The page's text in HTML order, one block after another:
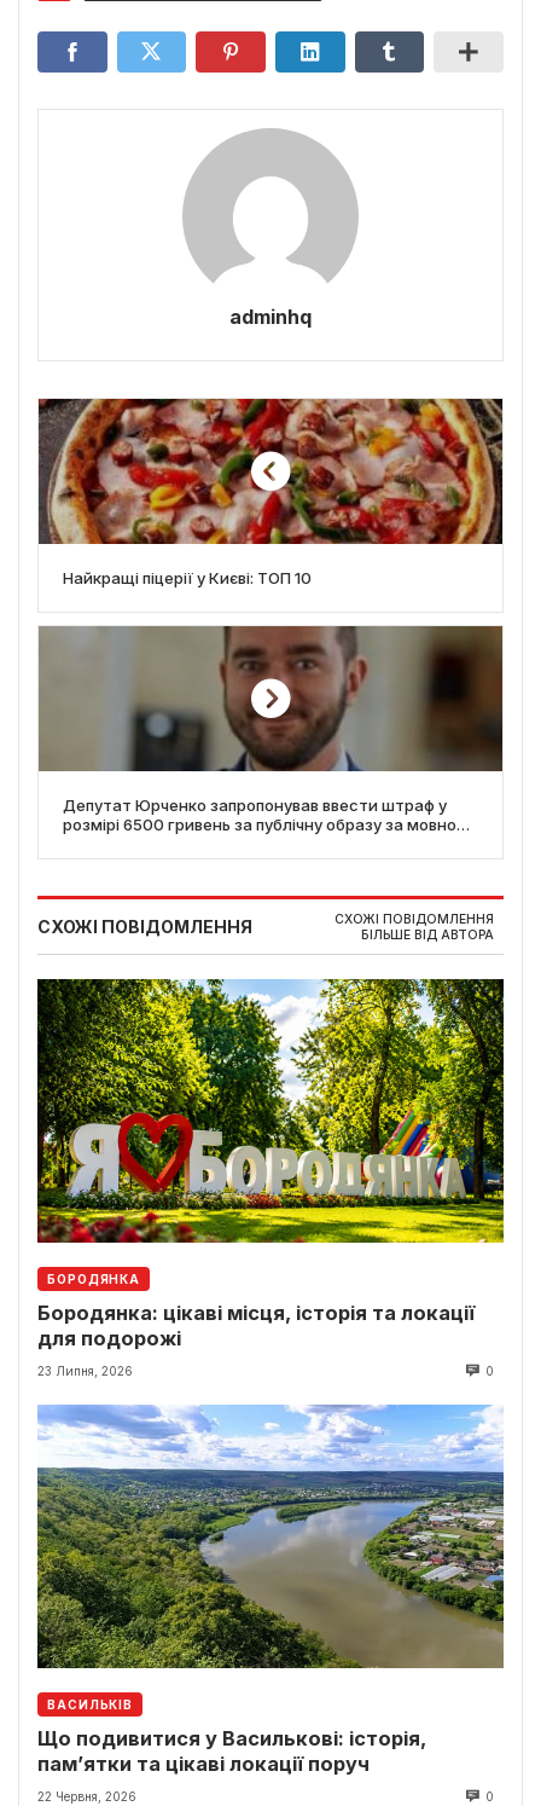
adminhq
Найкращі піцерії у Києві: ТОП 10
Депутат Юрченко запропонував ввести штраф у
розмірі 6500 гривень за публічну образу за мовною
СХОЖІ ПОВІДОМЛЕННЯ
СХОЖІ ПОВІДОМЛЕННЯ
БІЛЬШЕ ВІД АВТОРА
БОРОДЯНКА
Бородянка: цікаві місця, історія та локації
для подорожі
23 Липня, 2026 0
ВАСИЛЬКІВ
Що подивитися у Василькові: історія,
пам’ятки та цікаві локації поруч
22 Червня, 2026 0